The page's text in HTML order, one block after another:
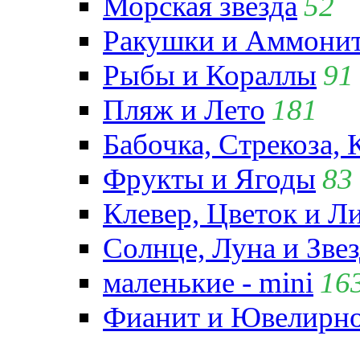
Ракушки и
Рыбы и Кораллы 91
Пляж и Лето 181
Бабочка,
Фрукты и Ягоды 83
Клевер, Цветок и
Солнце, Луна и
маленькие - mini
Фианит и